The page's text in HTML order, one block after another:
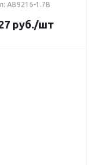
AB9216-1.7B
руб./шт